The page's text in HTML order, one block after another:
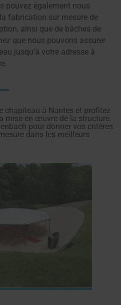
pouvez également nous
fabrication sur mesure de
ainsi que de bâches de
que nous pouvons assurer
jusqu’à votre adresse à
chapiteau à Nantes et profitez
mise en œuvre de la structure.
pour donner vos critères
dans les meilleurs